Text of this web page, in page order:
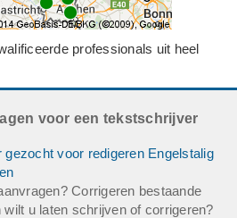
professionals uit heel
voor een tekstschrijver
voor redigeren Engelstalig
Corrigeren bestaande
u laten schrijven of corrigeren?